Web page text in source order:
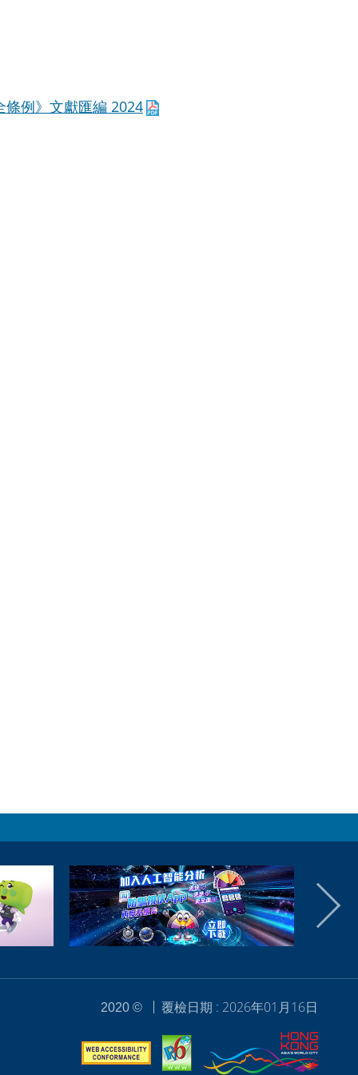
條例》文獻匯編 2024
2020 © 覆檢日期 : 2026年01月16日